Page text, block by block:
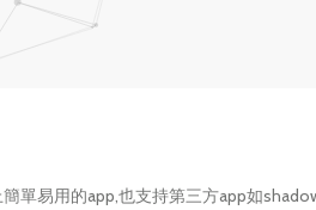
單易用的app,也支持第三方app如